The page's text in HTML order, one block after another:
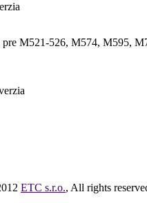
M521-526, M574, M595,
ETC s.r.o., All rights